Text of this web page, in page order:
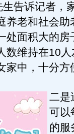
告诉记者，
养老和社会助
处面积大的房
数维持在10
家中，十分方
二是
可以
的服